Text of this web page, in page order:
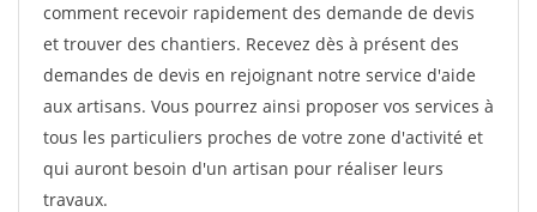
comment recevoir rapidement des demande de devis
et trouver des chantiers. Recevez dès à présent des
demandes de devis en rejoignant notre service d'aide
aux artisans. Vous pourrez ainsi proposer vos services à
tous les particuliers proches de votre zone d'activité et
qui auront besoin d'un artisan pour réaliser leurs
travaux.